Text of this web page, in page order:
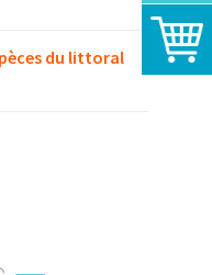
du littoral